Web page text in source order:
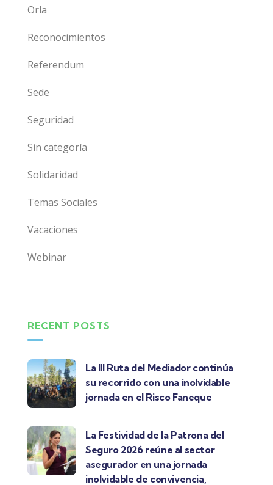
Orla
Reconocimientos
Referendum
Sede
Seguridad
Sin categoría
Solidaridad
Temas Sociales
Vacaciones
Webinar
RECENT POSTS
La III Ruta del Mediador continúa
su recorrido con una inolvidable
jornada en el Risco Faneque
La Festividad de la Patrona del
Seguro 2026 reúne al sector
asegurador en una jornada
inolvidable de convivencia,